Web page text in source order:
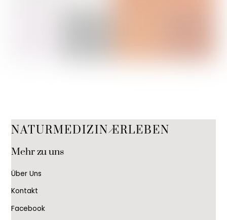
Back
NATURMEDIZIN ERLEBEN
Mehr zu uns
Über Uns
Kontakt
Facebook